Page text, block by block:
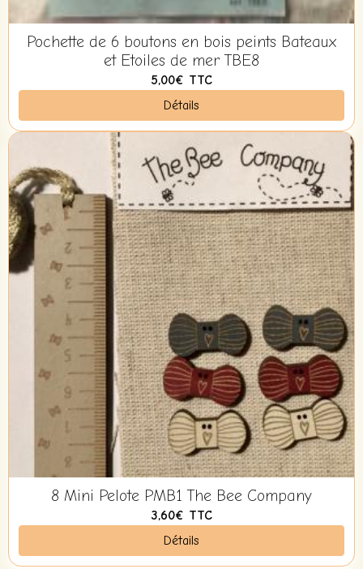
Pochette de 6 boutons en bois peints Bateaux
et Etoiles de mer TBE8
5,00€ TTC
Détails
8 Mini Pelote PMB1 The Bee Company
3,60€ TTC
Détails